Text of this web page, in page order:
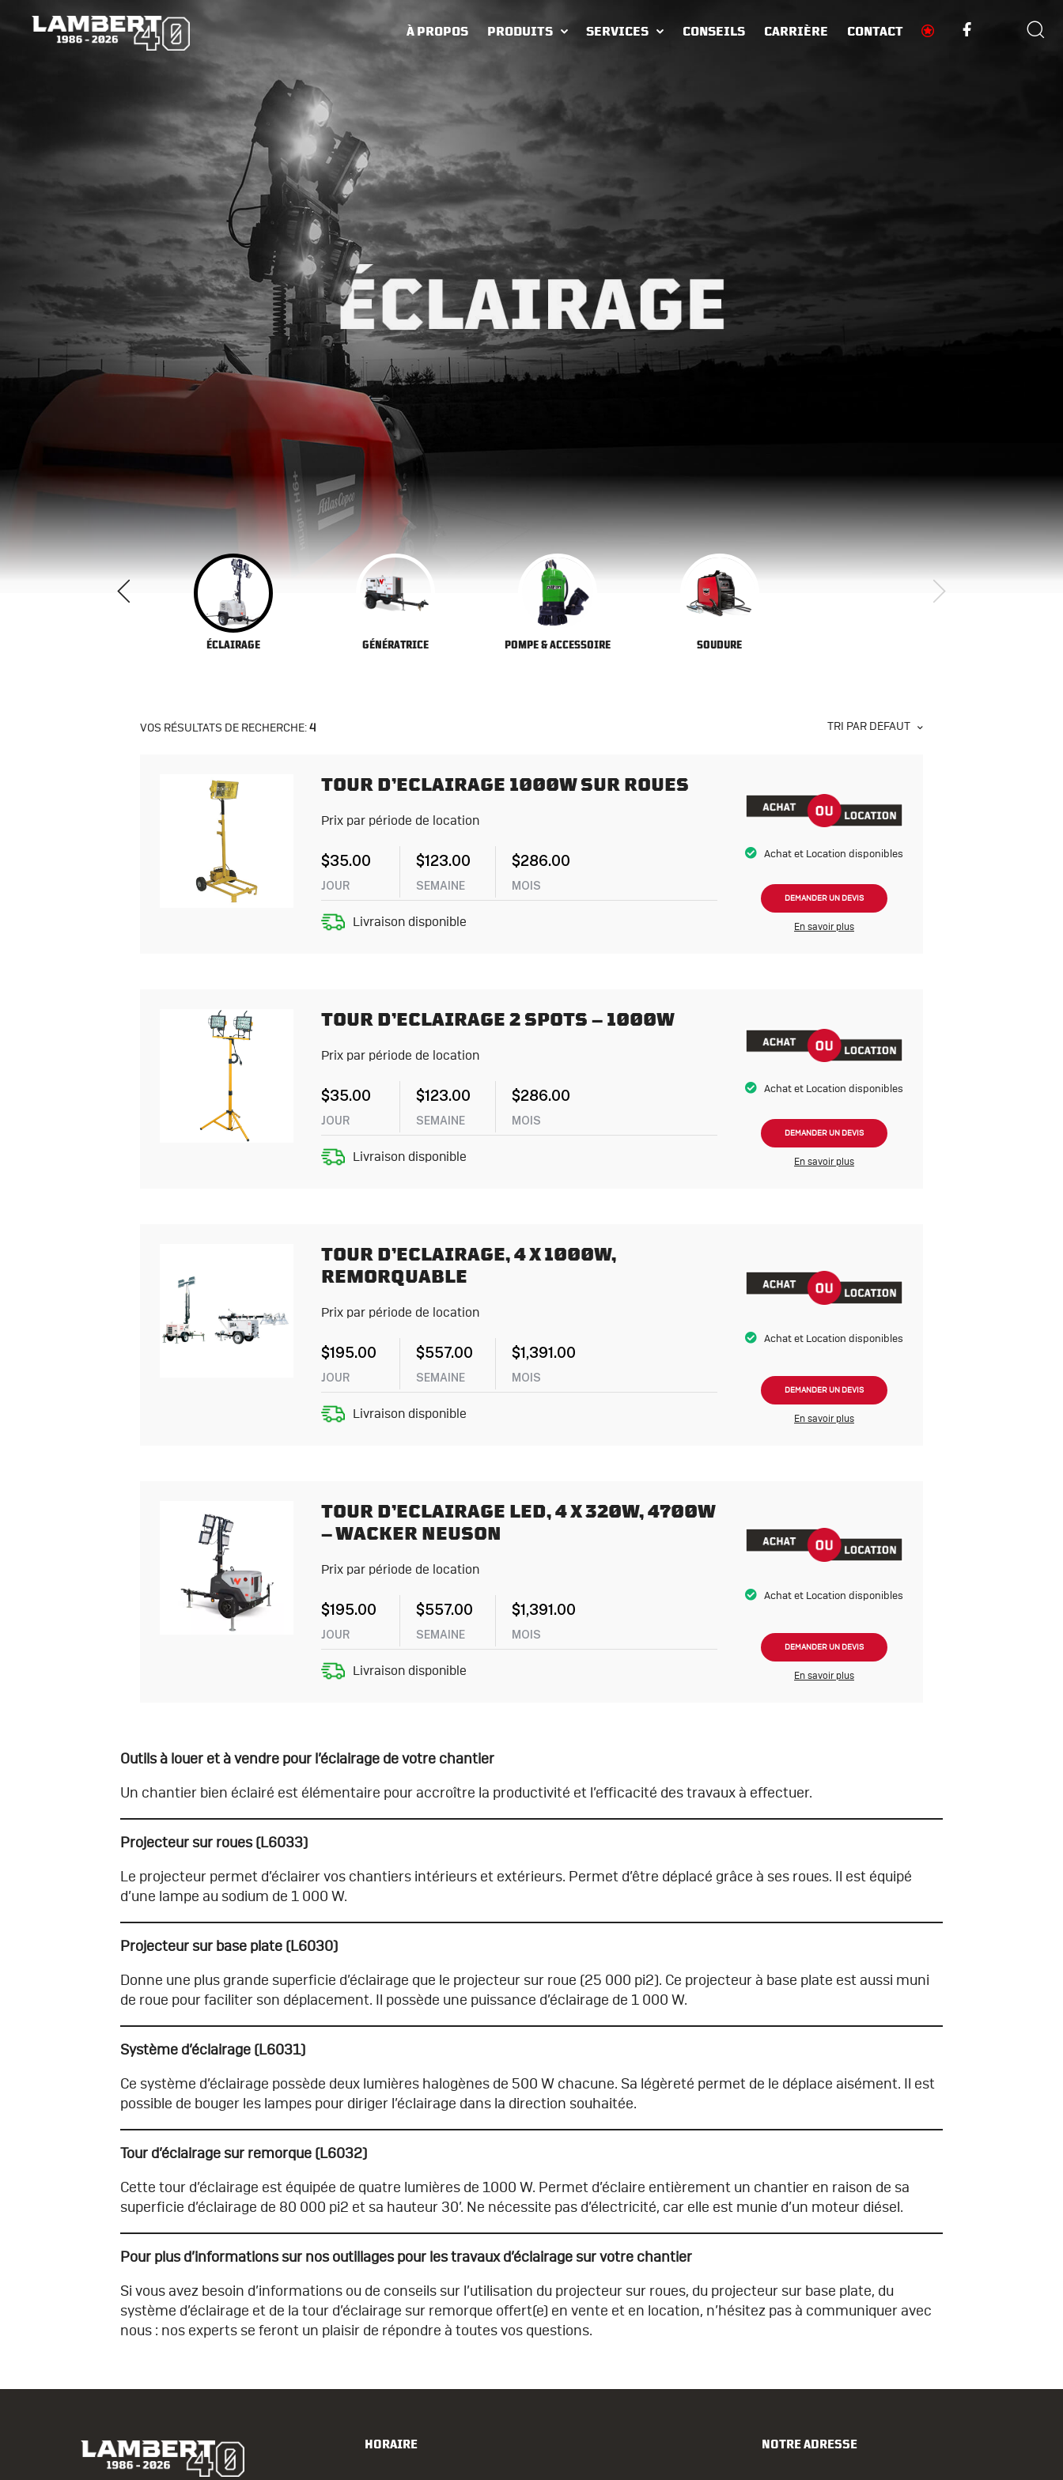
À PROPOS PRODUITS SERVICES CONSEILS CARRIÈRE CONTACT
ÉCLAIRAGE GÉNÉRATRICE POMPE & ACCESSOIRE SOUDURE
VOS RÉSULTATS DE RECHERCHE: 4 TRI PAR DÉFAUT
TOUR D’ECLAIRAGE 1000W SUR ROUES
Prix par période de location
$35.00
JOUR
$123.00
SEMAINE
$286.00
MOIS
Livraison disponible
Achat et Location disponibles
DEMANDER UN DEVIS
En savoir plus
TOUR D’ECLAIRAGE 2 SPOTS – 1000W
Prix par période de location
$35.00
JOUR
$123.00
SEMAINE
$286.00
MOIS
Livraison disponible
Achat et Location disponibles
DEMANDER UN DEVIS
En savoir plus
TOUR D’ECLAIRAGE, 4 X 1000W,
REMORQUABLE
Prix par période de location
$195.00
JOUR
$557.00
SEMAINE
$1,391.00
MOIS
Livraison disponible
Achat et Location disponibles
DEMANDER UN DEVIS
En savoir plus
TOUR D’ECLAIRAGE LED, 4 X 320W, 4700W
– WACKER NEUSON
Prix par période de location
$195.00
JOUR
$557.00
SEMAINE
$1,391.00
MOIS
Livraison disponible
Achat et Location disponibles
DEMANDER UN DEVIS
En savoir plus
Outils à louer et à vendre pour l’éclairage de votre chantier
Un chantier bien éclairé est élémentaire pour accroître la productivité et l’efficacité des travaux à effectuer.
Projecteur sur roues (L6033)
Le projecteur permet d’éclairer vos chantiers intérieurs et extérieurs. Permet d’être déplacé grâce à ses roues. Il est équipé
d’une lampe au sodium de 1 000 W.
Projecteur sur base plate (L6030)
Donne une plus grande superficie d’éclairage que le projecteur sur roue (25 000 pi2). Ce projecteur à base plate est aussi muni
de roue pour faciliter son déplacement. Il possède une puissance d’éclairage de 1 000 W.
Système d’éclairage (L6031)
Ce système d’éclairage possède deux lumières halogènes de 500 W chacune. Sa légèreté permet de le déplace aisément. Il est
possible de bouger les lampes pour diriger l’éclairage dans la direction souhaitée.
Tour d’éclairage sur remorque (L6032)
Cette tour d’éclairage est équipée de quatre lumières de 1000 W. Permet d’éclaire entièrement un chantier en raison de sa
superficie d’éclairage de 80 000 pi2 et sa hauteur 30’. Ne nécessite pas d’électricité, car elle est munie d’un moteur diésel.
Pour plus d’informations sur nos outillages pour les travaux d’éclairage sur votre chantier
Si vous avez besoin d’informations ou de conseils sur l’utilisation du projecteur sur roues, du projecteur sur base plate, du
système d’éclairage et de la tour d’éclairage sur remorque offert(e) en vente et en location, n’hésitez pas à communiquer avec
nous : nos experts se feront un plaisir de répondre à toutes vos questions.
HORAIRE NOTRE ADRESSE